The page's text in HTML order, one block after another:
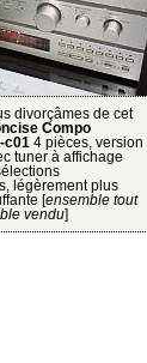
divorçâmes de cet
Compo
c01 4 pièces, version
tuner à affichage
légèrement plus
[ensemble tout
vendu]